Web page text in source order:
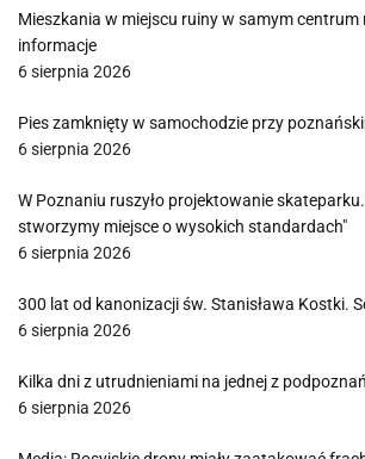
Mieszkania w miejscu ruiny w samym centrum
informacje
6 sierpnia 2026
Pies zamknięty w samochodzie przy
6 sierpnia 2026
W Poznaniu ruszyło projektowanie
stworzymy miejsce o wysokich standardach"
6 sierpnia 2026
300 lat od kanonizacji św. Stanisława Kostki.
6 sierpnia 2026
Kilka dni z utrudnieniami na jednej z
6 sierpnia 2026